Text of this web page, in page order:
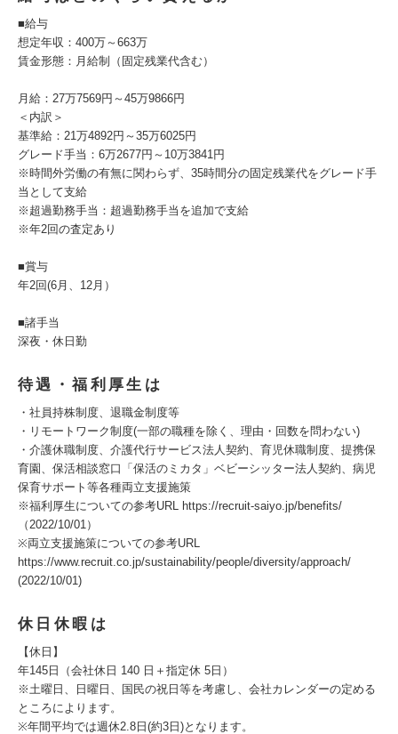
■給与
想定年収：400万～663万
賃金形態：月給制（固定残業代含む）
月給：27万7569円～45万9866円
＜内訳＞
基準給：21万4892円～35万6025円
グレード手当：6万2677円～10万3841円
※時間外労働の有無に関わらず、35時間分の固定残業代をグレード手
当として支給
※超過勤務手当：超過勤務手当を追加で支給
※年2回の査定あり
■賞与
年2回(6月、12月）
■諸手当
深夜・休日勤
待遇・福利厚生は
・社員持株制度、退職金制度等
・リモートワーク制度(一部の職種を除く、理由・回数を問わない)
・介護休職制度、介護代行サービス法人契約、育児休職制度、提携保
育園、保活相談窓口「保活のミカタ」ベビーシッター法人契約、病児
保育サポート等各種両立支援施策
※福利厚生についての参考URL https://recruit-saiyo.jp/benefits/
（2022/10/01）
※両立支援施策についての参考URL
https://www.recruit.co.jp/sustainability/people/diversity/approach/
(2022/10/01)
休日休暇は
【休日】
年145日（会社休日 140 日＋指定休 5日）
※土曜日、日曜日、国民の祝日等を考慮し、会社カレンダーの定める
ところによります。
※年間平均では週休2.8日(約3日)となります。